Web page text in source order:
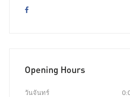
Opening Hours
วันจันทร์